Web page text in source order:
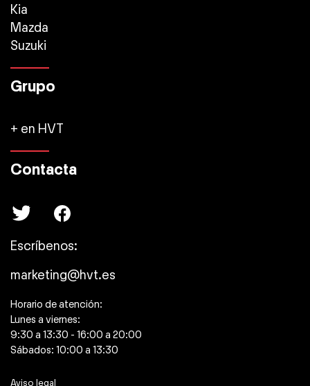
Kia
Mazda
Suzuki
Grupo
+ en HVT
Contacta
Escríbenos:
marketing@hvt.es
Horario de atención:
Lunes a viernes:
9:30 a 13:30 - 16:00 a 20:00
Sábados: 10:00 a 13:30
Aviso legal